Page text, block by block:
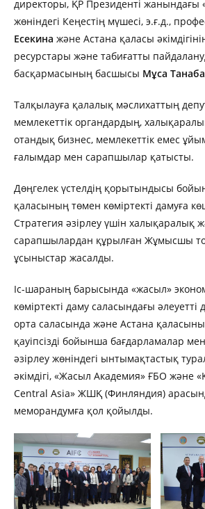
директоры, ҚР Президенті жанындағы
жөніндегі Кеңестің мүшесі, э.ғ.д.,
Есекина және Астана қаласы
ресурстары және табиғатты
басқармасының басшысы Мұса
Талқылауға қалалық мәслихаттың
мемлекеттік органдардың,
отандық бизнес, мемлекеттік емес
ғалымдар мен сарапшылар қатысты.
Дөңгелек үстелдің қорытындысы
қаласының төмен көміртекті дамуға
Стратегия әзірлеу үшін халықаралық
сарапшылардан құрылған Жұмысшы
ұсыныстар жасалды.
Іс-шараның барысында «жасыл»
көміртекті даму саласындағы
орта саласында және Астана
қауіпсізді бойынша бағдарламалар
әзірлеу жөніндегі ынтымақтастық
әкімдігі, «Жасыл Академия» ҒБО және
Central Asia» ЖШҚ (Финляндия)
меморандумға қол қойылды.